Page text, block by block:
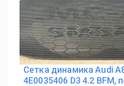
Сетка динамика Audi
4E0035406 D3 4.2 BFM,